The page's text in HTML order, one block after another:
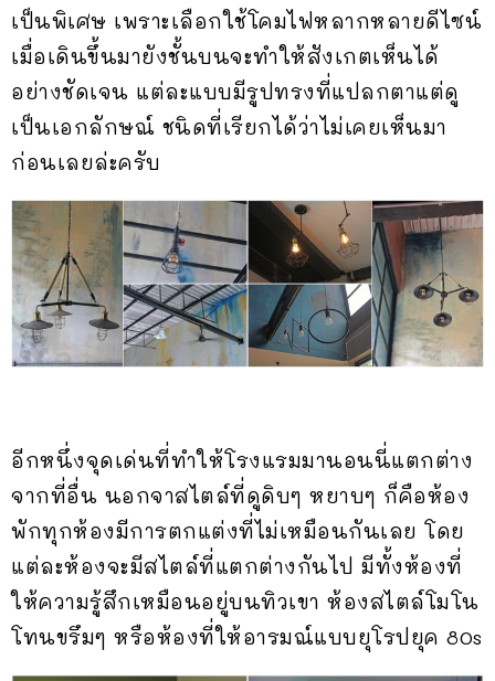
เป็นพิเศษ เพราะเลือกใช้โคมไฟหลากหลายดีไซน์
เมื่อเดินขึ้นมายังชั้นบนจะทำให้สังเกตเห็นได้
อย่างชัดเจน แต่ละแบบมีรูปทรงที่แปลกตาแต่ดู
เป็นเอกลักษณ์ ชนิดที่เรียกได้ว่าไม่เคยเห็นมา
ก่อนเลยล่ะครับ
อีกหนึ่งจุดเด่นที่ทำให้โรงแรมมานอนนี่แตกต่าง
จากที่อื่น นอกจาสไตล์ที่ดูดิบๆ หยาบๆ ก็คือห้อง
พักทุกห้องมีการตกแต่งที่ไม่เหมือนกันเลย โดย
แต่ละห้องจะมีสไตล์ที่แตกต่างกันไป มีทั้งห้องที่
ให้ความรู้สึกเหมือนอยู่บนทิวเขา ห้องสไตล์โมโน
โทนขรึมๆ หรือห้องที่ให้อารมณ์แบบยุโรปยุค 80s